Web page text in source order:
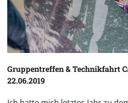
Gruppentreffen & Technikfahrt
22.06.2019